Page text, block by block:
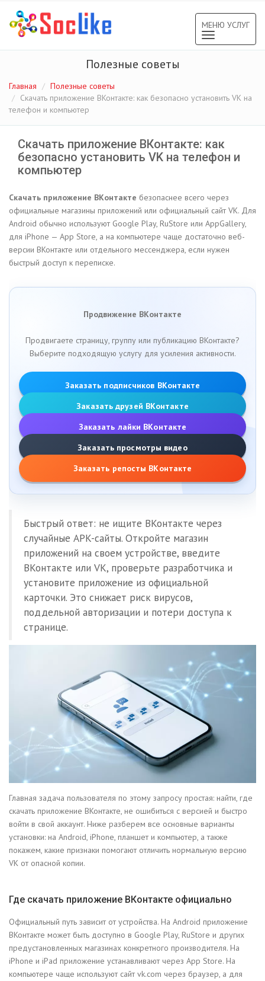
МЕНЮ УСЛУГ
navigation
Полезные советы
Главная
Полезные советы
Скачать приложение ВКонтакте: как безопасно установить VK на
телефон и компьютер
Скачать приложение ВКонтакте: как
безопасно установить VK на телефон и
компьютер
Скачать приложение ВКонтакте безопаснее всего через
официальные магазины приложений или официальный сайт VK. Для
Android обычно используют Google Play, RuStore или AppGallery,
для iPhone — App Store, а на компьютере чаще достаточно веб-
версии ВКонтакте или отдельного мессенджера, если нужен
быстрый доступ к переписке.
Продвижение ВКонтакте
Продвигаете страницу, группу или публикацию ВКонтакте?
Выберите подходящую услугу для усиления активности.
Заказать подписчиков ВКонтакте
Заказать друзей ВКонтакте
Заказать лайки ВКонтакте
Заказать просмотры видео
Заказать репосты ВКонтакте
Быстрый ответ: не ищите ВКонтакте через
случайные APK-сайты. Откройте магазин
приложений на своем устройстве, введите
ВКонтакте или VK, проверьте разработчика и
установите приложение из официальной
карточки. Это снижает риск вирусов,
поддельной авторизации и потери доступа к
странице.
Главная задача пользователя по этому запросу простая: найти, где
скачать приложение ВКонтакте, не ошибиться с версией и быстро
войти в свой аккаунт. Ниже разберем все основные варианты
установки: на Android, iPhone, планшет и компьютер, а также
покажем, какие признаки помогают отличить нормальную версию
VK от опасной копии.
Где скачать приложение ВКонтакте официально
Официальный путь зависит от устройства. На Android приложение
ВКонтакте может быть доступно в Google Play, RuStore и других
предустановленных магазинах конкретного производителя. На
iPhone и iPad приложение устанавливают через App Store. На
компьютере чаще используют сайт vk.com через браузер, а для